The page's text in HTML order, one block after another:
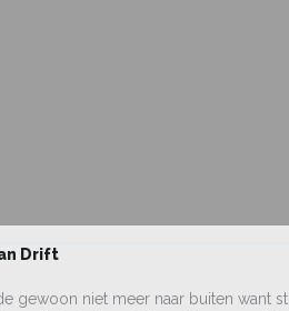
Drift
gewoon niet meer naar buiten want